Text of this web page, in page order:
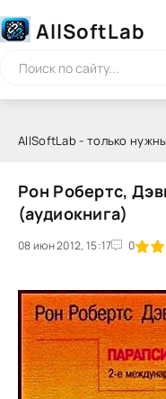
AllSoftLab
AllSoftLab - только
Рон Робертс,
(аудиокнига)
08 июн 2012, 15:17 0
1 2 3 4 5